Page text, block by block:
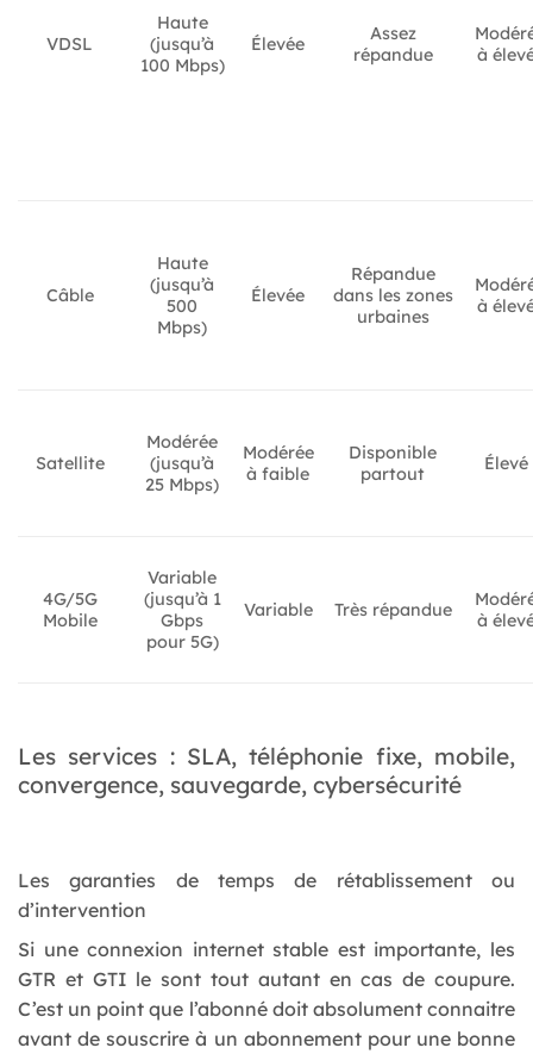
VDSL
Haute
(jusqu’à
100 Mbps)
Élevée
Assez
répandue
à
Câble
Haute
(jusqu’à
500
Mbps)
Élevée
Répandue
dans les zones
urbaines
à
Satellite
Modérée
(jusqu’à
25 Mbps)
Modérée
à faible
Disponible
partout
Élevé
4G/5G
Mobile
Variable
(jusqu’à 1
Gbps
pour 5G)
Variable Très répandue
à
Les services : SLA, téléphonie fixe, mobile,
convergence, sauvegarde, cybersécurité
Les garanties de temps de rétablissement ou
d’intervention
Si une connexion internet stable est importante, les
GTR et GTI le sont tout autant en cas de coupure.
C’est un point que l’abonné doit absolument connaitre
avant de souscrire à un abonnement pour une bonne